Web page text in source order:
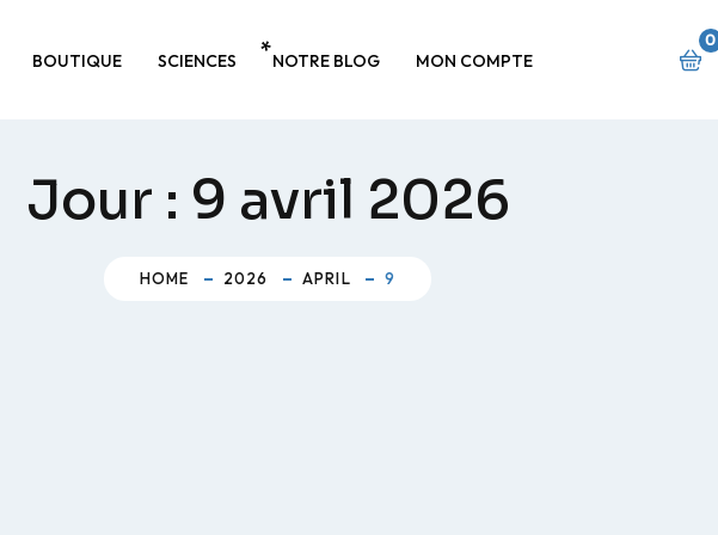
BOUTIQUE SCIENCES NOTRE BLOG MON COMPTE
0
Jour : 9 avril 2026
HOME 2026 APRIL 9